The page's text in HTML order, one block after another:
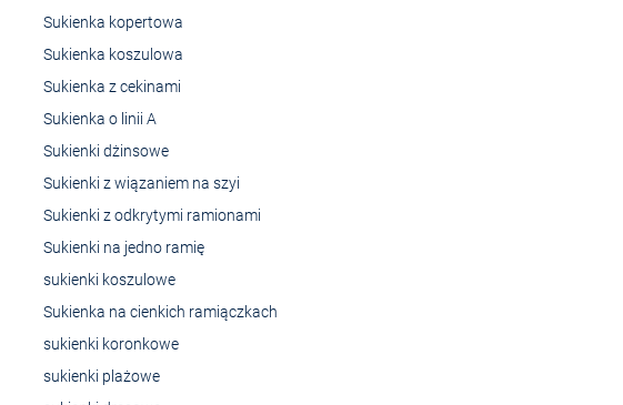
Sukienka kopertowa
Sukienka koszulowa
Sukienka z cekinami
Sukienka o linii A
Sukienki dżinsowe
Sukienki z wiązaniem na szyi
Sukienki z odkrytymi ramionami
Sukienki na jedno ramię
sukienki koszulowe
Sukienka na cienkich ramiączkach
sukienki koronkowe
sukienki plażowe